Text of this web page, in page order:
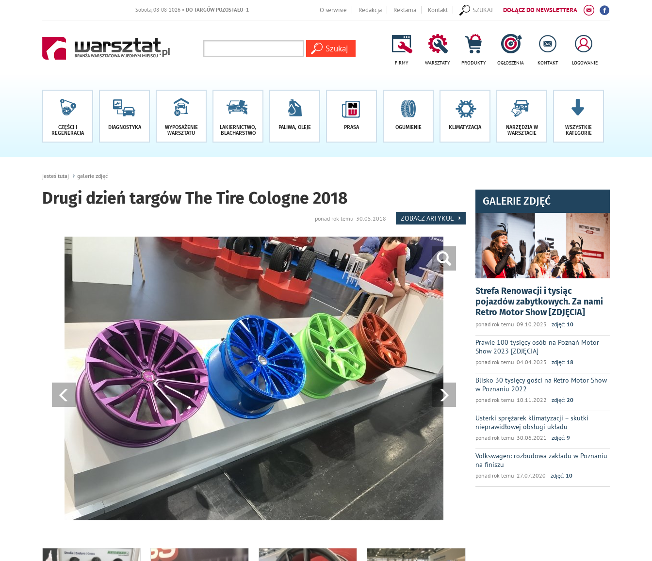
Sobota, 08-08-2026• DO TARGÓW POZOSTAŁO -1 DNI O serwisie Redakcja Reklama Kontakt DOŁĄCZ DO NEWSLETTERA
SZUKAJ
FIRMY WARSZTATY PRODUKTY OGŁOSZENIA KONTAKT LOGOWANIE
CZĘŚCI I
REGENERACJA
DIAGNOSTYKA
WYPOSAŻENIE
WARSZTATU
LAKIERNICTWO,
BLACHARSTWO
PALIWA, OLEJE PRASA OGUMIENIE KLIMATYZACJA
NARZĘDZIA W
WARSZTACIE
WSZYSTKIE
KATEGORIE
jesteś tutaj galerie zdjęć
Drugi dzień targów The Tire Cologne 2018
ponad rok temu 30.05.2018 ZOBACZ ARTYKUŁ
GALERIE ZDJĘĆ
Strefa Renowacji i tysiąc
pojazdów zabytkowych. Za nami
Retro Motor Show [ZDJĘCIA]
ponad rok temu 09.10.2023 zdjęć: 10
Prawie 100 tysięcy osób na Poznań Motor
Show 2023 [ZDJĘCIA]
ponad rok temu 04.04.2023 zdjęć: 18
Blisko 30 tysięcy gości na Retro Motor Show
w Poznaniu 2022
ponad rok temu 10.11.2022 zdjęć: 20
Usterki sprężarek klimatyzacji – skutki
nieprawidłowej obsługi układu
ponad rok temu 30.06.2021 zdjęć: 9
Volkswagen: rozbudowa zakładu w Poznaniu
na finiszu
ponad rok temu 27.07.2020 zdjęć: 10